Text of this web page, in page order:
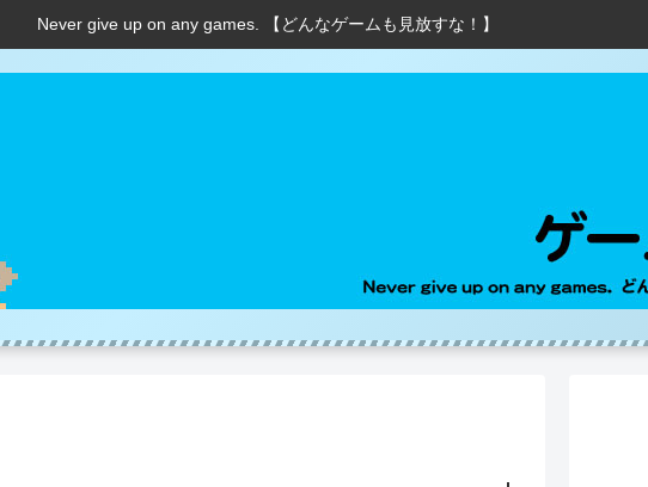
Never give up on any games. 【どんなゲームも見放すな！】